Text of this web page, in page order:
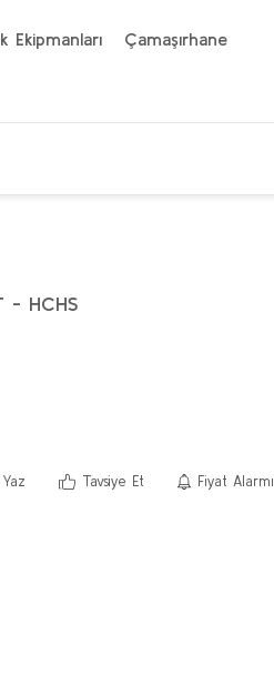
Ekipmanları Çamaşırhane
- HCHS
Tavsiye Et Fiyat Alarmı